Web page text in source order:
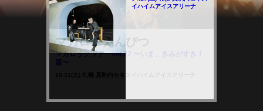
マカロニえんぴつ
マカロックツアーvol.22 〜いま、きみがすき！